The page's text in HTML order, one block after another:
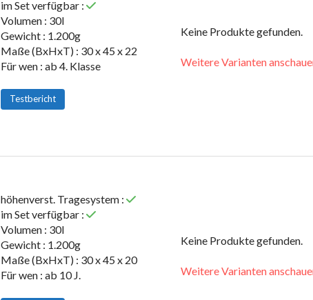
im Set verfügbar :
Volumen : 30l
Gewicht : 1.200g
Maße (BxHxT) : 30 x 45 x 22
Für wen : ab 4. Klasse
Testbericht
Keine Produkte gefunden.
Weitere Varianten
höhenverst. Tragesystem :
im Set verfügbar :
Volumen : 30l
Gewicht : 1.200g
Maße (BxHxT) : 30 x 45 x 20
Für wen : ab 10 J.
Keine Produkte gefunden.
Weitere Varianten